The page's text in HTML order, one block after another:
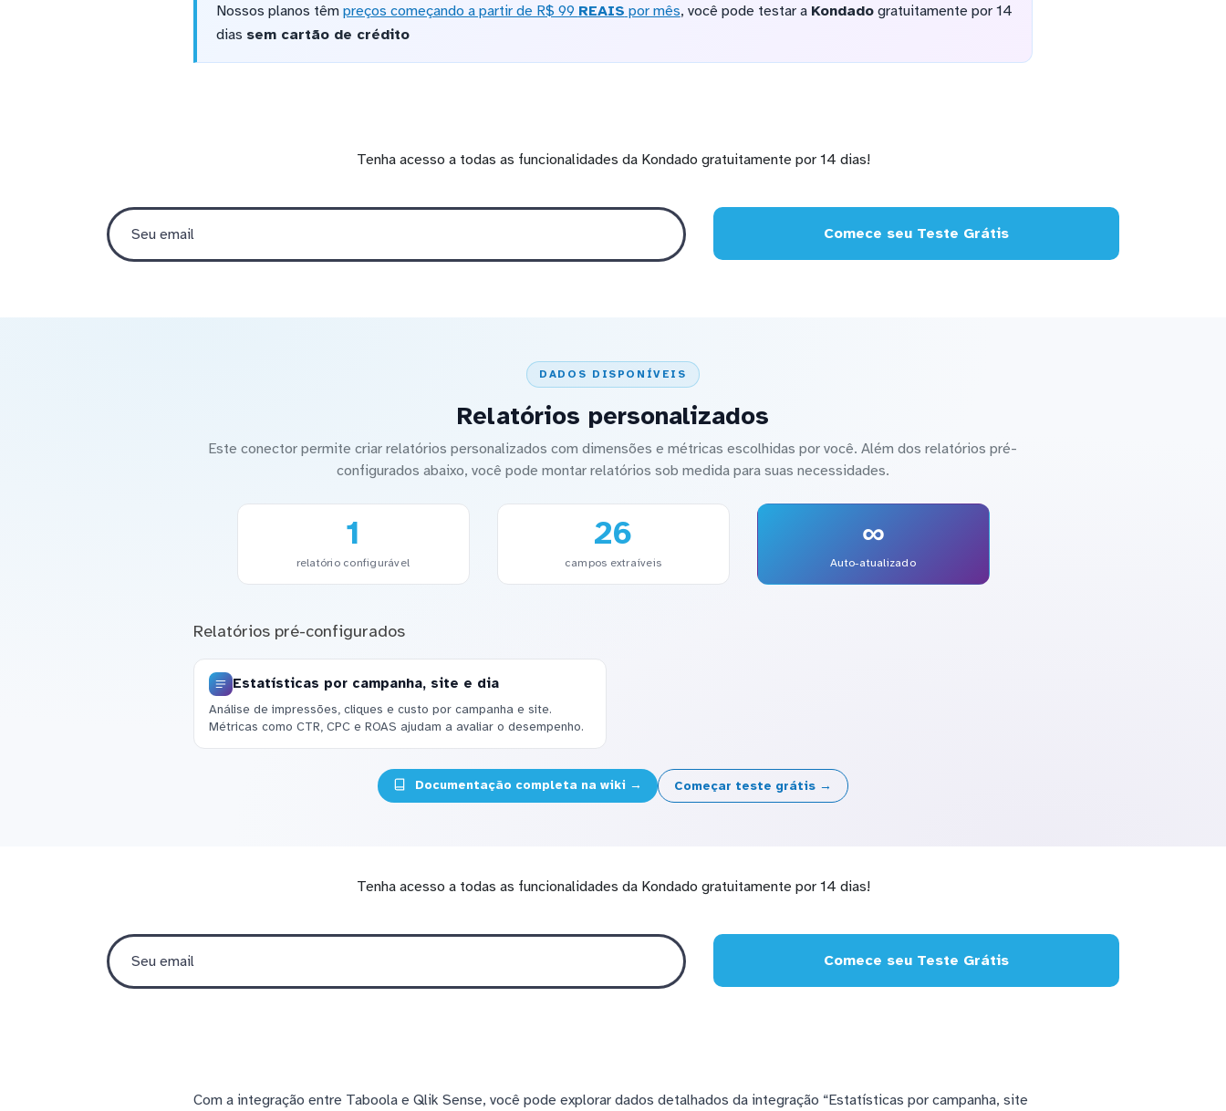
Nossos planos têm preços começando a partir de R$ 99 REAIS por mês, você pode testar a Kondadogratuitamente por 14
dias sem cartão de crédito
Tenha acesso a todas as funcionalidades da Kondado gratuitamente por 14 dias!
Comece seu Teste Grátis
DADOS DISPONÍVEIS
Relatórios personalizados
Este conector permite criar relatórios personalizados com dimensões e métricas escolhidas por você. Além dos relatórios pré-
configurados abaixo, você pode montar relatórios sob medida para suas necessidades.
1
relatório configurável
26
campos extraíveis
∞
Auto-atualizado
Relatórios pré-configurados
Estatísticas por campanha, site e dia
Análise de impressões, cliques e custo por campanha e site.
Métricas como CTR, CPC e ROAS ajudam a avaliar o desempenho.
Documentação completa na wiki → Começar teste grátis →
Tenha acesso a todas as funcionalidades da Kondado gratuitamente por 14 dias!
Comece seu Teste Grátis
Com a integração entre Taboola e Qlik Sense, você pode explorar dados detalhados da integração “Estatísticas por campanha, site